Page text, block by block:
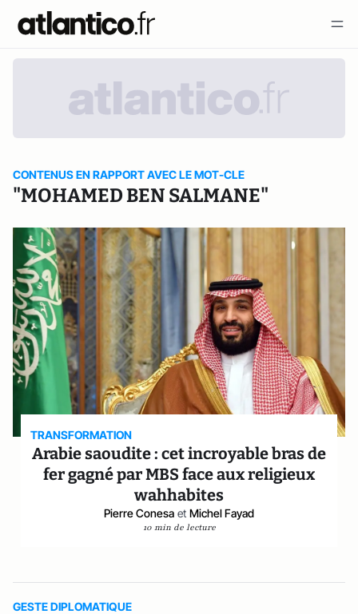
CONTENUS EN RAPPORT AVEC LE MOT-CLE
"MOHAMED BEN SALMANE"
TRANSFORMATION
Arabie saoudite : cet incroyable bras de
fer gagné par MBS face aux religieux
wahhabites
Pierre Conesa et Michel Fayad
10 min de lecture
GESTE DIPLOMATIQUE